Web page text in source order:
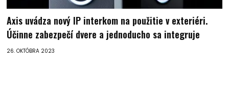
Axis uvádza nový IP interkom na použitie v exteriéri.
Účinne zabezpečí dvere a jednoducho sa integruje
26. OKTÓBRA 2023